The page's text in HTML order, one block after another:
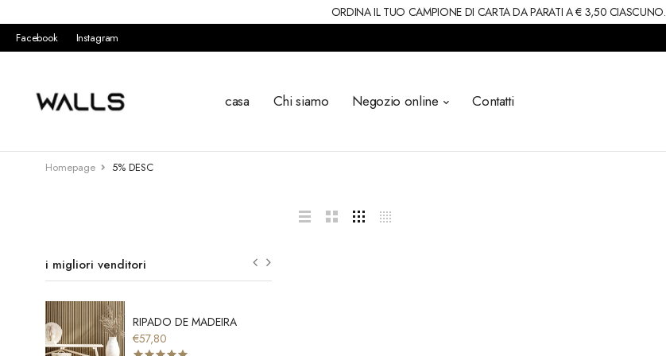
ORDINA IL TUO CAMPIONE DI CARTA DA PARATI A € 3,50 CIASCUNO.
Facebook Instagram
casa Chi siamo Negozio online Contatti
Homepage 5% DESC
i migliori venditori
RIPADO DE MADEIRA
€57,80